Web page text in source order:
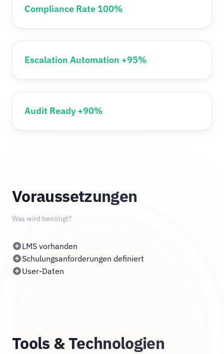
Compliance Rate 100%
Escalation Automation +95%
Audit Ready +90%
Voraussetzungen
Was wird benötigt?
LMS vorhanden
Schulungsanforderungen definiert
User-Daten
Tools & Technologien